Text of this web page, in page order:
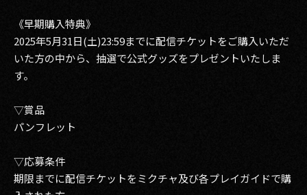
《早期購入特典》
2025年5月31日(土)23:59までに配信チケットをご購入いただ
いた方の中から、抽選で公式グッズをプレゼントいたしま
す。
▽賞品
パンフレット
▽応募条件
期限までに配信チケットをミクチャ及び各プレイガイドで購